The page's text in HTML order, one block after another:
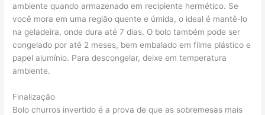
ambiente quando armazenado em recipiente hermético. Se
você mora em uma região quente e úmida, o ideal é mantê-lo
na geladeira, onde dura até 7 dias. O bolo também pode ser
congelado por até 2 meses, bem embalado em filme plástico e
papel alumínio. Para descongelar, deixe em temperatura
ambiente.
Finalização
Bolo churros invertido é a prova de que as sobremesas mais